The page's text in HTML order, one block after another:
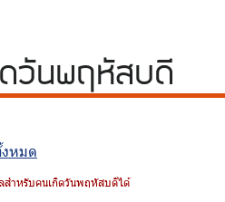
วันพฤหัสบดี
หมด
สำหรับคนเกิดวันพฤหัสบดีได้